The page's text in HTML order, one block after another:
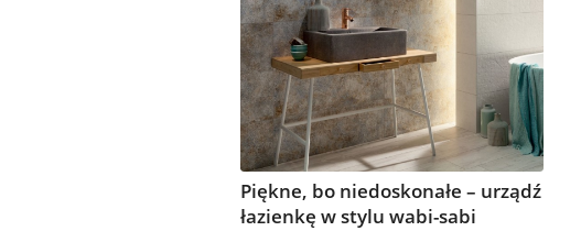
Piękne, bo niedoskonałe – urządź
łazienkę w stylu wabi-sabi